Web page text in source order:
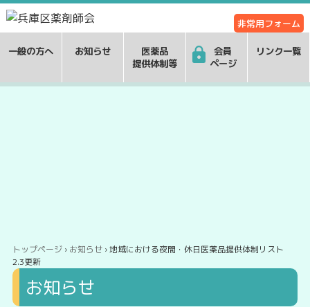
非常用フォーム
一般の方へ お知らせ
医薬品
提供体制等
会員
ページ
リンク一覧
トップページ› お知らせ› 地域における夜間・休日医薬品提供体制リスト
2.3更新
お知らせ